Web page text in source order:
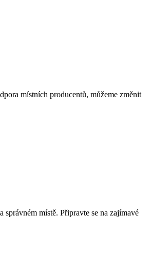
místních producentů, můžeme změnit
místě. Připravte se na zajímavé